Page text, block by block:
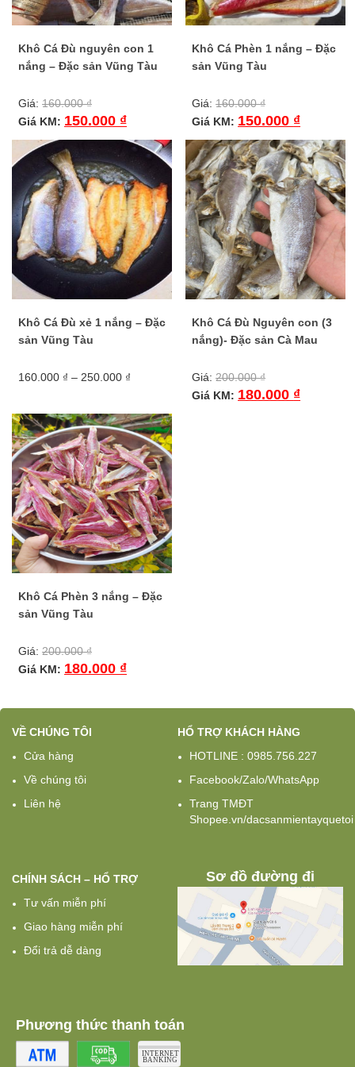
Khô Cá Đù nguyên con 1
nắng – Đặc sản Vũng Tàu
Giá: 160.000₫
Giá KM: 150.000 ₫
Khô Cá Phèn 1 nắng – Đặc
sản Vũng Tàu
Giá:160.000₫
Giá KM: 150.000 ₫
Khô Cá Đù xẻ 1 nắng – Đặc
sản Vũng Tàu
160.000 ₫ – 250.000 ₫
160.000 ₫
đến
250.000 ₫
phẩm
này
có
nhiều
biến
thể.
Các
tùy
chọn
có
thể
chọn
trên
sản
phẩm
Khô Cá Đù Nguyên con (3
nắng)- Đặc sản Cà Mau
Giá:200.000₫
Giá KM: 180.000 ₫
Khô Cá Phèn 3 nắng – Đặc
sản Vũng Tàu
Giá: 200.000₫
Giá KM: 180.000 ₫
VỀ CHÚNG TÔI
Cửa hàng
Về chúng tôi
Liên hệ
HỔ TRỢ KHÁCH HÀNG
HOTLINE : 0985.756.227
Facebook/Zalo/WhatsApp
Trang TMĐT
Shopee.vn/dacsanmientayquetoi
CHÍNH SÁCH – HỔ TRỢ
Tư vấn miễn phí
Giao hàng miễn phí
Đổi trả dễ dàng
Sơ đồ đường đi
Phương thức thanh toán